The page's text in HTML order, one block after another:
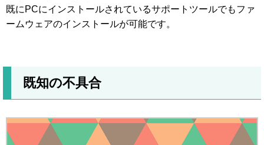
既にPCにインストールされているサポートツールでもファ
ームウェアのインストールが可能です。
既知の不具合